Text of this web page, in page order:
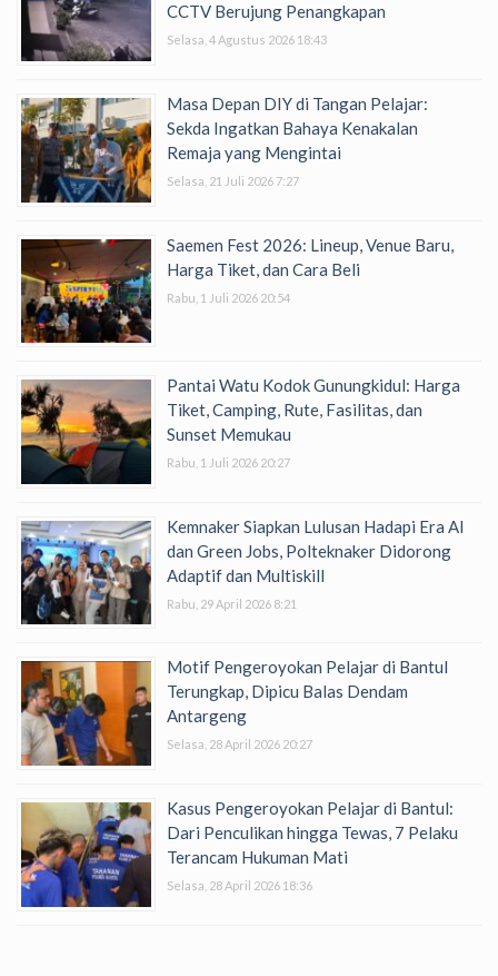
CCTV Berujung Penangkapan
Selasa, 4 Agustus 2026 18:43
Masa Depan DIY di Tangan Pelajar:
Sekda Ingatkan Bahaya Kenakalan
Remaja yang Mengintai
Selasa, 21 Juli 2026 7:27
Saemen Fest 2026: Lineup, Venue Baru,
Harga Tiket, dan Cara Beli
Rabu, 1 Juli 2026 20:54
Pantai Watu Kodok Gunungkidul: Harga
Tiket, Camping, Rute, Fasilitas, dan
Sunset Memukau
Rabu, 1 Juli 2026 20:27
Kemnaker Siapkan Lulusan Hadapi Era AI
dan Green Jobs, Polteknaker Didorong
Adaptif dan Multiskill
Rabu, 29 April 2026 8:21
Motif Pengeroyokan Pelajar di Bantul
Terungkap, Dipicu Balas Dendam
Antargeng
Selasa, 28 April 2026 20:27
Kasus Pengeroyokan Pelajar di Bantul:
Dari Penculikan hingga Tewas, 7 Pelaku
Terancam Hukuman Mati
Selasa, 28 April 2026 18:36